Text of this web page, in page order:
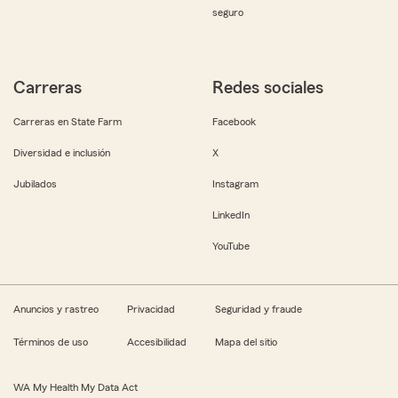
seguro
Carreras
Carreras en State Farm
Diversidad e inclusión
Jubilados
Redes sociales
Facebook
X
Instagram
LinkedIn
YouTube
Anuncios y rastreo Privacidad Seguridad y fraude
Términos de uso Accesibilidad Mapa del sitio
WA My Health My Data Act